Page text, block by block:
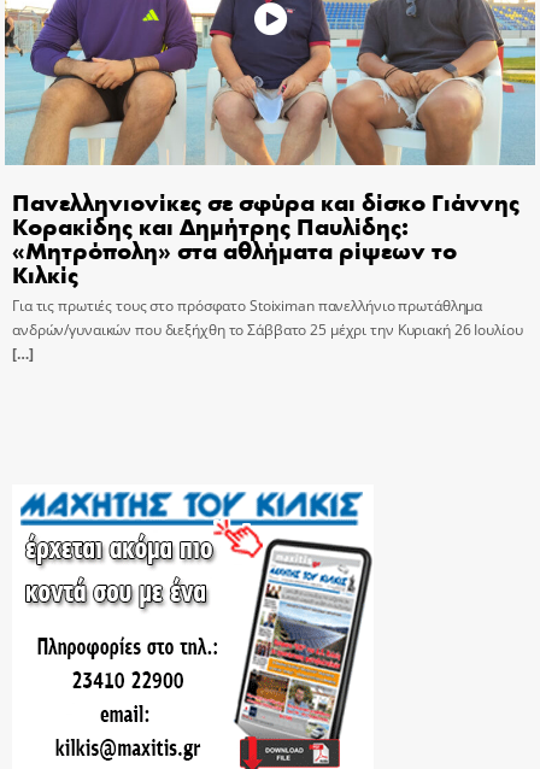
Πανελληνιονίκες σε σφύρα και δίσκο Γιάννης
Κορακίδης και Δημήτρης Παυλίδης:
«Μητρόπολη» στα αθλήματα ρίψεων το
Κιλκίς
Για τις πρωτιές τους στο πρόσφατο Stoiximan πανελλήνιο πρωτάθλημα
ανδρών/γυναικών που διεξήχθη το Σάββατο 25 μέχρι την Κυριακή 26 Ιουλίου
[…]